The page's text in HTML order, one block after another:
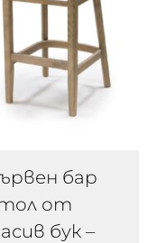
бар
от
бук –